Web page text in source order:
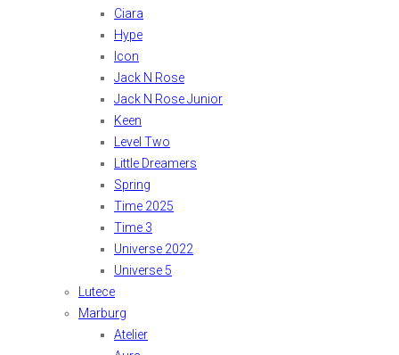
Ciara
Hype
Icon
Jack N Rose
Jack N Rose Junior
Keen
Level Two
Little Dreamers
Spring
Time 2025
Time 3
Universe 2022
Universe 5
Lutece
Marburg
Atelier